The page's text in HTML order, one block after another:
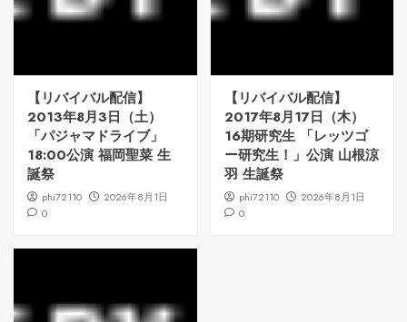
【リバイバル配信】
2013年8月3日（土）
「パジャマドライブ」
18:00公演 福岡聖菜 生
誕祭
phi72110
2026年8月1日
0
【リバイバル配信】
2017年8月17日（木）
16期研究生 「レッツゴ
ー研究生！」公演 山根涼
羽 生誕祭
phi72110
2026年8月1日
0